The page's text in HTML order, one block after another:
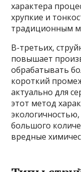
характера
хрупкие и
традиционным
В-третьих,
повышает
обрабатывать
короткий
актуально для
этот метод
большого
вредные